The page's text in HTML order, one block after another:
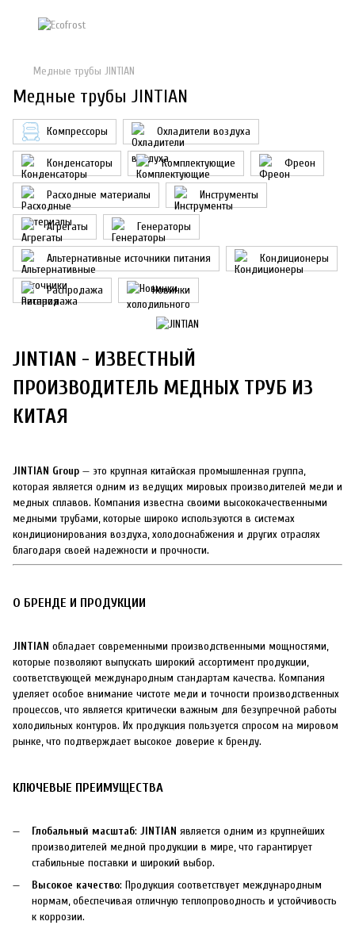
Медные трубы JINTIAN
Медные трубы JINTIAN
Компрессоры Охладители воздуха
Конденсаторы Комплектующие Фреон
Расходные материалы Инструменты
Агрегаты Генераторы
Альтернативные источники питания Кондиционеры
Распродажа Новинки
JINTIAN - ИЗВЕСТНЫЙ
ПРОИЗВОДИТЕЛЬ МЕДНЫХ ТРУБ ИЗ
КИТАЯ
JINTIAN Group — это крупная китайская промышленная группа,
которая является одним из ведущих мировых производителей меди и
медных сплавов. Компания известна своими высококачественными
медными трубами, которые широко используются в системах
кондиционирования воздуха, холодоснабжения и других отраслях
благодаря своей надежности и прочности.
О БРЕНДЕ И ПРОДУКЦИИ
JINTIAN обладает современными производственными мощностями,
которые позволяют выпускать широкий ассортимент продукции,
соответствующей международным стандартам качества. Компания
уделяет особое внимание чистоте меди и точности производственных
процессов, что является критически важным для безупречной работы
холодильных контуров. Их продукция пользуется спросом на мировом
рынке, что подтверждает высокое доверие к бренду.
КЛЮЧЕВЫЕ ПРЕИМУЩЕСТВА
Глобальный масштаб: JINTIAN является одним из крупнейших
производителей медной продукции в мире, что гарантирует
стабильные поставки и широкий выбор.
Высокое качество: Продукция соответствует международным
нормам, обеспечивая отличную теплопроводность и устойчивость
к коррозии.